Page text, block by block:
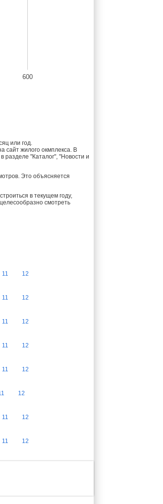
600
или год.
сайт жилого окмплекса. В
разделе "Каталог", "Новости и
Это объясняется
в текущем году,
смотреть
11 12
11 12
11 12
11 12
11 12
12
11 12
11 12